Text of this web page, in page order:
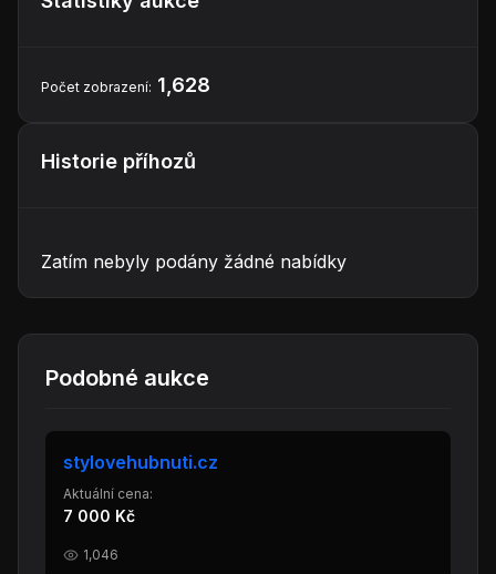
Počet zobrazení: 1,628
Historie příhozů
Zatím nebyly podány žádné nabídky
Podobné aukce
stylovehubnuti.cz
Aktuální cena:
7 000 Kč
1,046